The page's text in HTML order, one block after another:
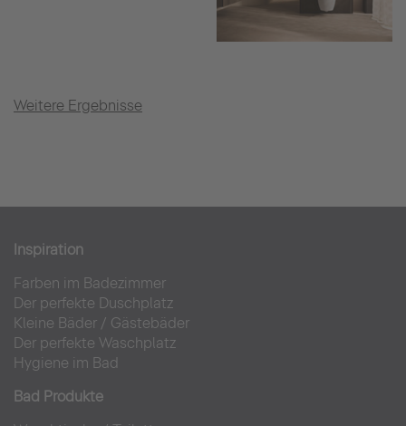
Weitere Ergebnisse
Inspiration
Farben im Badezimmer
Der perfekte Duschplatz
Kleine Bäder / Gästebäder
Der perfekte Waschplatz
Hygiene im Bad
Bad Produkte